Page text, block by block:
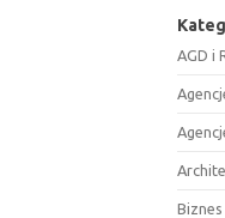
AGD i
Biznes